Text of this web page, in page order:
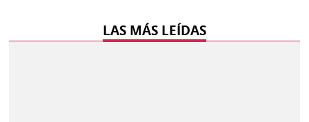
LAS MÁS LEÍDAS